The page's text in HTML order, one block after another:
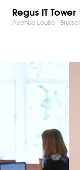
Regus IT Tower
Avenue Louise - Brussel